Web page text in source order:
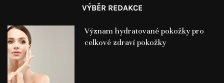
VÝBĚR REDAKCE
Význam hydratované pokožky pro
celkové zdraví pokožky